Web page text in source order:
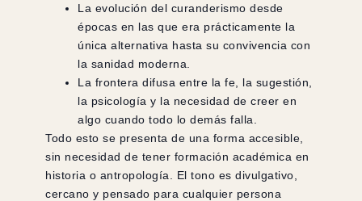
La evolución del curanderismo desde
épocas en las que era prácticamente la
única alternativa hasta su convivencia con
la sanidad moderna.
La frontera difusa entre la fe, la sugestión,
la psicología y la necesidad de creer en
algo cuando todo lo demás falla.
Todo esto se presenta de una forma accesible,
sin necesidad de tener formación académica en
historia o antropología. El tono es divulgativo,
cercano y pensado para cualquier persona